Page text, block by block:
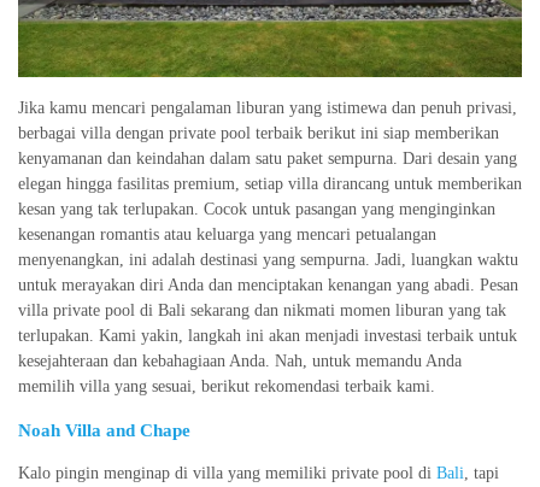
Jika kamu mencari pengalaman liburan yang istimewa dan penuh privasi,
berbagai villa dengan private pool terbaik berikut ini siap memberikan
kenyamanan dan keindahan dalam satu paket sempurna. Dari desain yang
elegan hingga fasilitas premium, setiap villa dirancang untuk memberikan
kesan yang tak terlupakan. Cocok untuk pasangan yang menginginkan
kesenangan romantis atau keluarga yang mencari petualangan
menyenangkan, ini adalah destinasi yang sempurna. Jadi, luangkan waktu
untuk merayakan diri Anda dan menciptakan kenangan yang abadi. Pesan
villa private pool di Bali sekarang dan nikmati momen liburan yang tak
terlupakan. Kami yakin, langkah ini akan menjadi investasi terbaik untuk
kesejahteraan dan kebahagiaan Anda. Nah, untuk memandu Anda
memilih villa yang sesuai, berikut rekomendasi terbaik kami.
Noah Villa and Chape
Kalo pingin menginap di villa yang memiliki private pool di Bali , tapi